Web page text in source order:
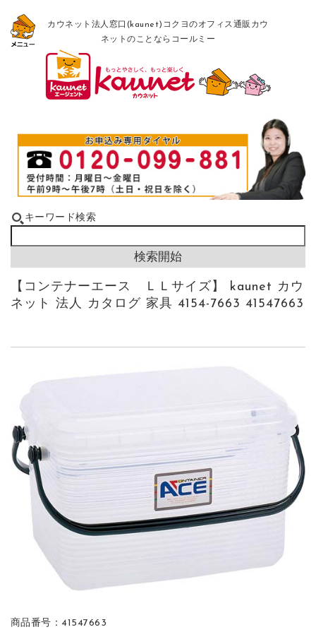
カウネット法人窓口(kaunet)コクヨのオフィス通販カウ
ネットのことならコールミー
キーワード検索
【コンテナーエース ＬＬサイズ】 kaunet カウ
ネット 法人 カタログ 家具 4154-7663 41547663
商品番号：41547663